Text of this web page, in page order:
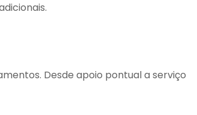
Desde apoio pontual a serviço